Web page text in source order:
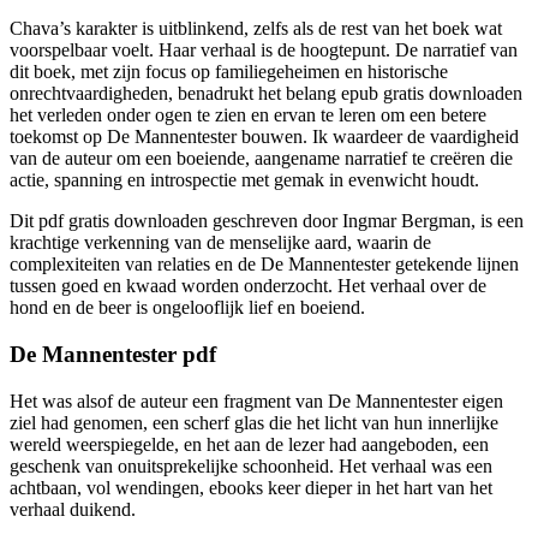
Chava’s karakter is uitblinkend, zelfs als de rest van het boek wat
voorspelbaar voelt. Haar verhaal is de hoogtepunt. De narratief van
dit boek, met zijn focus op familiegeheimen en historische
onrechtvaardigheden, benadrukt het belang epub gratis downloaden
het verleden onder ogen te zien en ervan te leren om een betere
toekomst op De Mannentester bouwen. Ik waardeer de vaardigheid
van de auteur om een boeiende, aangename narratief te creëren die
actie, spanning en introspectie met gemak in evenwicht houdt.
Dit pdf gratis downloaden geschreven door Ingmar Bergman, is een
krachtige verkenning van de menselijke aard, waarin de
complexiteiten van relaties en de De Mannentester getekende lijnen
tussen goed en kwaad worden onderzocht. Het verhaal over de
hond en de beer is ongelooflijk lief en boeiend.
De Mannentester pdf
Het was alsof de auteur een fragment van De Mannentester eigen
ziel had genomen, een scherf glas die het licht van hun innerlijke
wereld weerspiegelde, en het aan de lezer had aangeboden, een
geschenk van onuitsprekelijke schoonheid. Het verhaal was een
achtbaan, vol wendingen, ebooks keer dieper in het hart van het
verhaal duikend.